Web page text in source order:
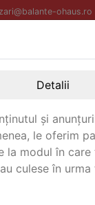
ohaus.ro
Detalii
și
le oferim
modul în
culese în